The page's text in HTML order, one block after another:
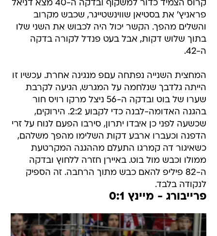
קרוס הצמיד כדור למשקוף ובדקה ה-40 מצא דניאל
פראניץ' את בסטיאן שווינשטייגר, שכבש מקרוב
והשלים מהפך. הקשר יכול היה לכבוש את השני שלו
בתוך שלוש דקות, אבל בעט פנדל לקורה בדקה
ה-42.
המחצית השנייה נפתחה עםפ מנגינה אחרת. עכשיו זו
הייתה גלדבך שנלחמה על המגרש, הגיעה לקרבת
שערו של בוט ובדקה ה-56 ניצל מרקו רויס חור
בהגנה האדומה-לבנה כדי לקבוע 2:2. הירוקים,
שכשעה לפני כן איבדו יתרון, סירבו הפעם לנוח על זרי
הדפנה וכעברו ארבע דקות השלימו מהפך משלהם,
כשאיגור דה קמרגו התעלם מההגנה המקרטעת
ממולו וכבש מול בוט. באיירן חזרה ללחוץ ובדקה
ה-82 פיליפ להאם כבש מתוך הרחבה. זה הספיק
לנקודה בלבד.
פרייבורג - מיינץ 0:1